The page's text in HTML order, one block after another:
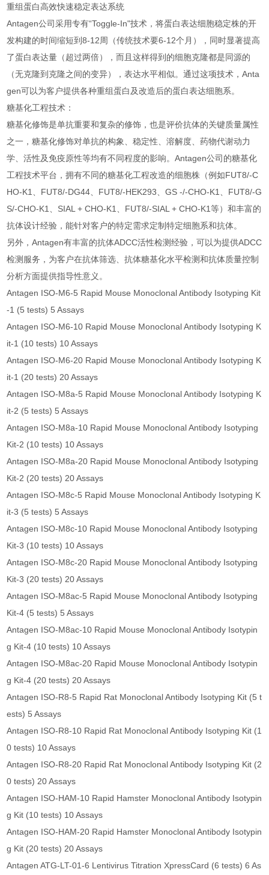
重组蛋白高效快速稳定表达系统
Antagen公司采用专有“Toggle-In"技术，将蛋白表达细胞稳定株的开
发构建的时间缩短到8-12周（传统技术要6-12个月），同时显著提高
了蛋白表达量（超过两倍），而且这样得到的细胞克隆都是同源的
（无克隆到克隆之间的变异），表达水平相似。通过这项技术，Anta
gen可以为客户提供各种重组蛋白及改造后的蛋白表达细胞系。
糖基化工程技术：
糖基化修饰是单抗重要和复杂的修饰，也是评价抗体的关键质量属性
之一，糖基化修饰对单抗的构象、稳定性、溶解度、药物代谢动力
学、活性及免疫原性等均有不同程度的影响。Antagen公司的糖基化
工程技术平台，拥有不同的糖基化工程改造的细胞株（例如FUT8/-C
HO-K1、FUT8/-DG44、FUT8/-HEK293、GS -/-CHO-K1、FUT8/-G
S/-CHO-K1、SIAL + CHO-K1、FUT8/-SIAL + CHO-K1等）和丰富的
抗体设计经验，能针对客户的特定需求定制特定细胞系和抗体。
另外，Antagen有丰富的抗体ADCC活性检测经验，可以为提供ADCC
检测服务，为客户在抗体筛选、抗体糖基化水平检测和抗体质量控制
分析方面提供指导性意义。
Antagen ISO-M6-5 Rapid Mouse Monoclonal Antibody Isotyping Kit
-1 (5 tests) 5 Assays
Antagen ISO-M6-10 Rapid Mouse Monoclonal Antibody Isotyping K
it-1 (10 tests) 10 Assays
Antagen ISO-M6-20 Rapid Mouse Monoclonal Antibody Isotyping K
it-1 (20 tests) 20 Assays
Antagen ISO-M8a-5 Rapid Mouse Monoclonal Antibody Isotyping K
it-2 (5 tests) 5 Assays
Antagen ISO-M8a-10 Rapid Mouse Monoclonal Antibody Isotyping
Kit-2 (10 tests) 10 Assays
Antagen ISO-M8a-20 Rapid Mouse Monoclonal Antibody Isotyping
Kit-2 (20 tests) 20 Assays
Antagen ISO-M8c-5 Rapid Mouse Monoclonal Antibody Isotyping K
it-3 (5 tests) 5 Assays
Antagen ISO-M8c-10 Rapid Mouse Monoclonal Antibody Isotyping
Kit-3 (10 tests) 10 Assays
Antagen ISO-M8c-20 Rapid Mouse Monoclonal Antibody Isotyping
Kit-3 (20 tests) 20 Assays
Antagen ISO-M8ac-5 Rapid Mouse Monoclonal Antibody Isotyping
Kit-4 (5 tests) 5 Assays
Antagen ISO-M8ac-10 Rapid Mouse Monoclonal Antibody Isotypin
g Kit-4 (10 tests) 10 Assays
Antagen ISO-M8ac-20 Rapid Mouse Monoclonal Antibody Isotypin
g Kit-4 (20 tests) 20 Assays
Antagen ISO-R8-5 Rapid Rat Monoclonal Antibody Isotyping Kit (5 t
ests) 5 Assays
Antagen ISO-R8-10 Rapid Rat Monoclonal Antibody Isotyping Kit (1
0 tests) 10 Assays
Antagen ISO-R8-20 Rapid Rat Monoclonal Antibody Isotyping Kit (2
0 tests) 20 Assays
Antagen ISO-HAM-10 Rapid Hamster Monoclonal Antibody Isotypin
g Kit (10 tests) 10 Assays
Antagen ISO-HAM-20 Rapid Hamster Monoclonal Antibody Isotypin
g Kit (20 tests) 20 Assays
Antagen ATG-LT-01-6 Lentivirus Titration XpressCard (6 tests) 6 As